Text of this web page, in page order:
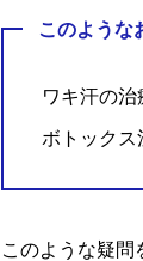
このような
ワキ汗の
ボトックス
このような疑問